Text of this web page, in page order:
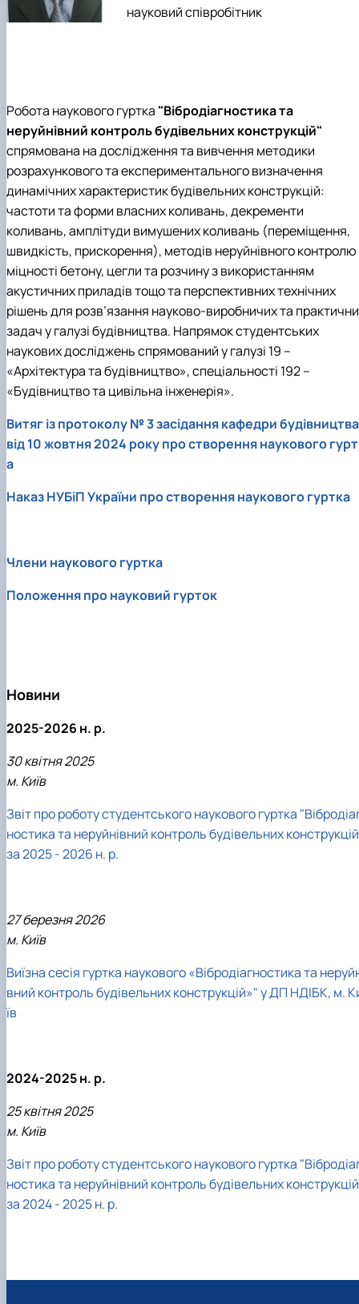
науковий співробітник
Робота наукового гуртка "Вібродіагностика та
неруйнівний контроль будівельних конструкцій"
спрямована на дослідження та вивчення методики
розрахункового та експериментального визначення
динамічних характеристик будівельних конструкцій:
частоти та форми власних коливань, декременти
коливань, амплітуди вимушених коливань (переміщення,
швидкість, прискорення), методів неруйнівного контролю
міцності бетону, цегли та розчину з використанням
акустичних приладів тощо та перспективних технічних
рішень для розв’язання науково-виробничих та
задач у галузі будівництва. Напрямок студентських
наукових досліджень спрямований у галузі 19 –
«Архітектура та будівництво», спеціальності 192 –
«Будівництво та цивільна інженерія».
Витяг із протоколу № 3 засідання кафедри будівництва
від 10 жовтня 2024 року про створення наукового
а
Наказ НУБіП України про створення наукового гуртка
Члени наукового гуртка
Положення про науковий гурток
Новини
2025-2026 н. р.
30 квітня 2025
м. Київ
Звіт про роботу студентського наукового гуртка
ностика та неруйнівний контроль будівельних
за 2025 - 2026 н. р.
27 березня 2026
м. Київ
Виїзна сесія гуртка наукового «Вібродіагностика та
вний контроль будівельних конструкцій»" у ДП НДІБК, м.
їв
2024-2025 н. р.
25 квітня 2025
м. Київ
Звіт про роботу студентського наукового гуртка
ностика та неруйнівний контроль будівельних
за 2024 - 2025 н. р.